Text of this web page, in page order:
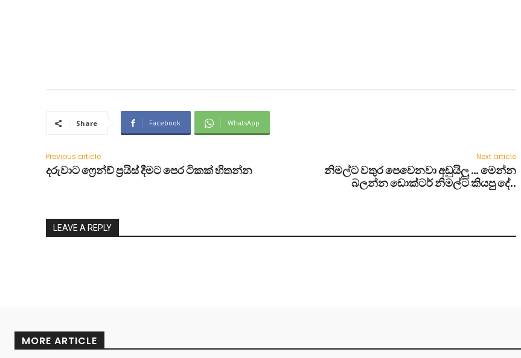
Share Facebook WhatsApp
Previous article
දරුවාට ෆ්‍රෙන්ච් ප්‍රයිස් දීමට පෙර ටිකක් හිතන්න
Next article
නිමල්ට වතුර පෙවෙනවා අඩුයිලු … මෙන්න
බලන්න ඩොක්ටර් නිමල්ට කියපු දේ..
LEAVE A REPLY
MORE ARTICLE